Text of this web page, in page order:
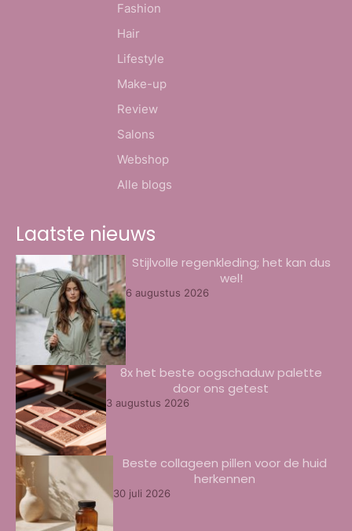
Fashion
Hair
Lifestyle
Make-up
Review
Salons
Webshop
Alle blogs
Laatste nieuws
Stijlvolle regenkleding; het kan dus
wel!
6 augustus 2026
8x het beste oogschaduw palette
door ons getest
3 augustus 2026
Beste collageen pillen voor de huid
herkennen
30 juli 2026